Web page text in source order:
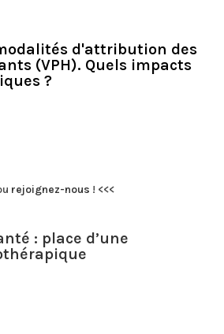
d'attribution des
(VPH). Quels impacts
?
rejoignez-nous ! <<<
: place d’une